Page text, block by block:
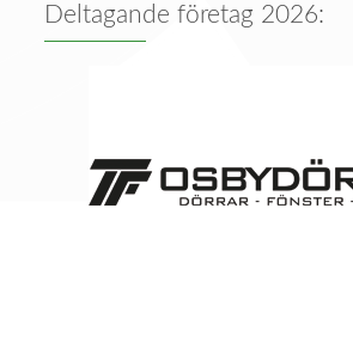
Deltagande företag 2026: